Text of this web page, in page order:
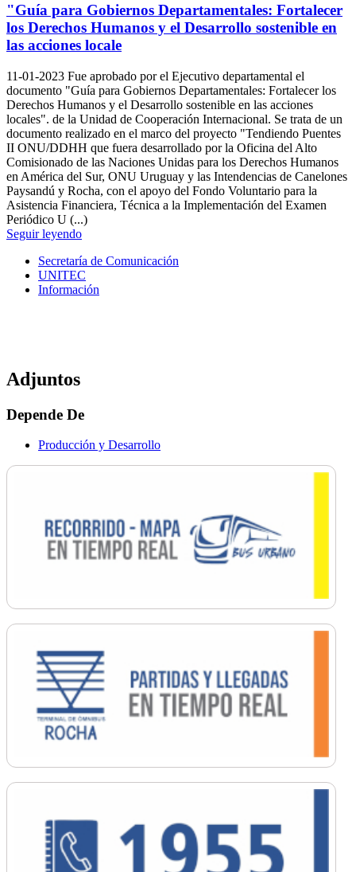
"Guía para Gobiernos Departamentales: Fortalecer
los Derechos Humanos y el Desarrollo sostenible en
las acciones locale
11-01-2023 Fue aprobado por el Ejecutivo departamental el
documento "Guía para Gobiernos Departamentales: Fortalecer los
Derechos Humanos y el Desarrollo sostenible en las acciones
locales". de la Unidad de Cooperación Internacional. Se trata de un
documento realizado en el marco del proyecto "Tendiendo Puentes
II ONU/DDHH que fuera desarrollado por la Oficina del Alto
Comisionado de las Naciones Unidas para los Derechos Humanos
en América del Sur, ONU Uruguay y las Intendencias de Canelones
Paysandú y Rocha, con el apoyo del Fondo Voluntario para la
Asistencia Financiera, Técnica a la Implementación del Examen
Periódico U (...)
Seguir leyendo
Secretaría de Comunicación
UNITEC
Información
Adjuntos
Depende De
Producción y Desarrollo